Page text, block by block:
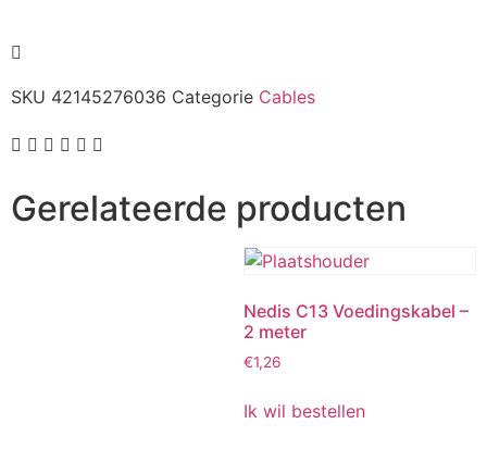
SKU 42145276036 Categorie Cables
Gerelateerde producten
Nedis C13 Voedingskabel –
2 meter
€1,26
Ik wil bestellen